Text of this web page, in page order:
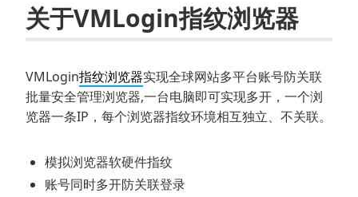
关于VMLogin指纹浏览器
VMLogin指纹浏览器实现全球网站多平台账号防关联
批量安全管理浏览器,一台电脑即可实现多开，一个浏
览器一条IP，每个浏览器指纹环境相互独立、不关联。
模拟浏览器软硬件指纹
账号同时多开防关联登录